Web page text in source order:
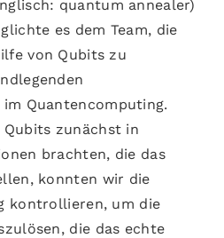
quantum annealer)
es dem Team, die
von Qubits zu
Quantencomputing.
Qubits zunächst in
brachten, die das
konnten wir die
kontrollieren, um die
die das echte